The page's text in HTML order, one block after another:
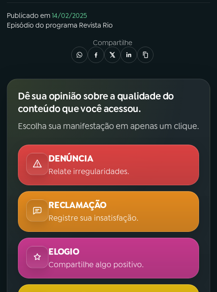
Publicado em14/02/2025
Episódio do programa Revista Rio
Compartilhe
Dê sua opinião sobre a qualidade do
conteúdo que você acessou.
Escolha sua manifestação em apenas um clique.
DENÚNCIA
Relate irregularidades.
RECLAMAÇÃO
Registre sua insatisfação.
ELOGIO
Compartilhe algo positivo.